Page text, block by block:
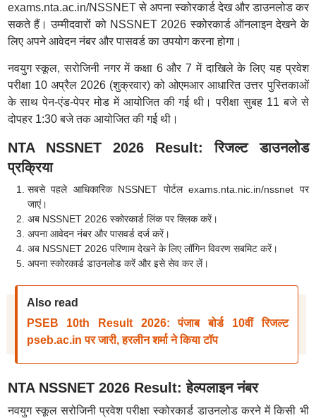
exams.nta.ac.in/NSSNET से अपना स्कोरकार्ड देख और डाउनलोड कर
सकते हैं। उम्मीदवारों को NSSNET 2026 स्कोरकार्ड ऑनलाइन देखने के
लिए अपने आवेदन नंबर और पासवर्ड का उपयोग करना होगा।
नवयुग स्कूल, सरोजिनी नगर में कक्षा 6 और 7 में दाखिले के लिए यह प्रवेश
परीक्षा 10 अप्रैल 2026 (शुक्रवार) को ओएमआर आधारित उत्तर पुस्तिकाओं
के साथ पेन-एंड-पेपर मोड में आयोजित की गई थी। परीक्षा सुबह 11 बजे से
दोपहर 1:30 बजे तक आयोजित की गई थी।
NTA NSSNET 2026 Result: रिजल्ट डाउनलोड
प्रक्रिया
सबसे पहले आधिकारिक NSSNET पोर्टल exams.nta.nic.in/nssnet पर
जाएं।
अब NSSNET 2026 स्कोरकार्ड लिंक पर क्लिक करें।
अपना आवेदन नंबर और पासवर्ड दर्ज करें।
अब NSSNET 2026 परिणाम देखने के लिए लॉगिन विवरण सबमिट करें।
अपना स्कोरकार्ड डाउनलोड करें और इसे सेव कर लें।
Also read
PSEB 10th Result 2026: पंजाब बोर्ड 10वीं रिजल्ट
pseb.ac.in पर जारी, हरलीन शर्मा ने किया टॉप
NTA NSSNET 2026 Result: हेल्पलाइन नंबर
नवयुग स्कूल सरोजिनी प्रवेश परीक्षा स्कोरकार्ड डाउनलोड करने में किसी भी